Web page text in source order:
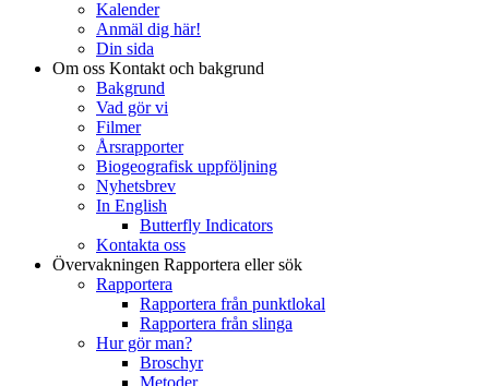
Kalender
Anmäl dig här!
Din sida
Om oss Kontakt och bakgrund
Bakgrund
Vad gör vi
Filmer
Årsrapporter
Biogeografisk uppföljning
Nyhetsbrev
In English
Butterfly Indicators
Kontakta oss
Övervakningen Rapportera eller sök
Rapportera
Rapportera från punktlokal
Rapportera från slinga
Hur gör man?
Broschyr
Metoder